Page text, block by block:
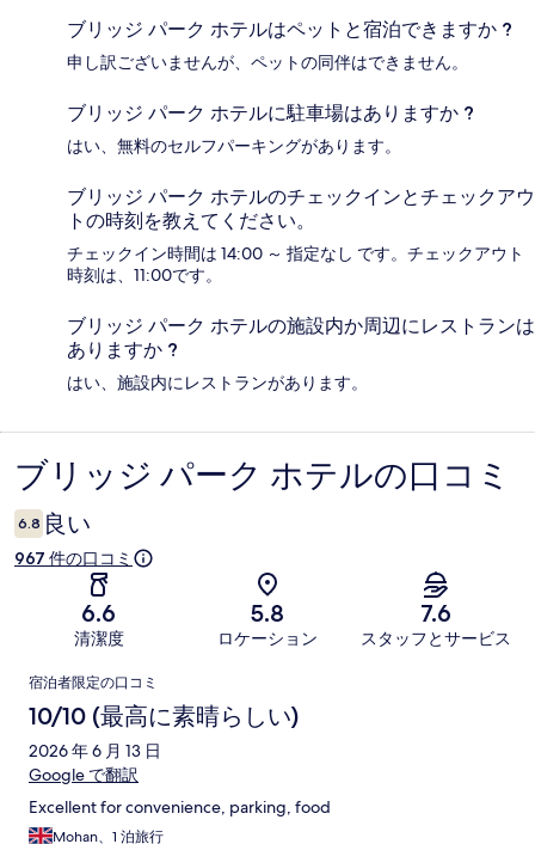
ブリッジ パーク ホテルはペットと宿泊できますか ?
申し訳ございませんが、ペットの同伴はできません。
ブリッジ パーク ホテルに駐車場はありますか ?
はい、無料のセルフパーキングがあります。
ブリッジ パーク ホテルのチェックインとチェックアウ
トの時刻を教えてください。
チェックイン時間は 14:00 ～ 指定なし です。チェックアウト
時刻は、11:00です。
ブリッジ パーク ホテルの施設内か周辺にレストランは
ありますか ?
はい、施設内にレストランがあります。
口
コ
ミ
ブリッジ パーク ホテルの口コミ
6.8 良い
967 件の口コミ
6.6
清潔度
5.8
ロケーション
7.6
スタッフとサービス
口
コ
ミ
宿泊者限定の口コミ
10/10 (最高に素晴らしい)
2026 年 6 月 13 日
Google で翻訳
Excellent for convenience, parking, food
Mohan、1 泊旅行